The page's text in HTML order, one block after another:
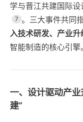
学与晋江共建国际设
7 。三大事件共同
入技术研发、产业
智能制造的核心引擎。
一、设计驱动产业
建”